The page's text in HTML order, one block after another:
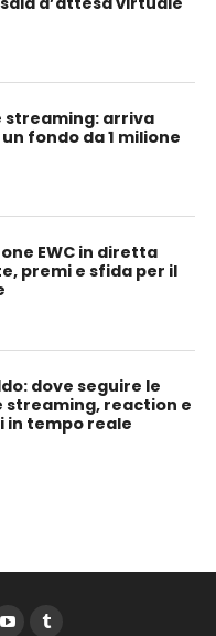
streaming: arriva
fondo da 1 milione
EWC in diretta
premi e sfida per il
dove seguire le
reaction e
in tempo reale